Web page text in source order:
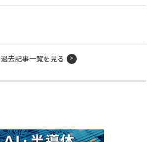
過去記事一覧を見る